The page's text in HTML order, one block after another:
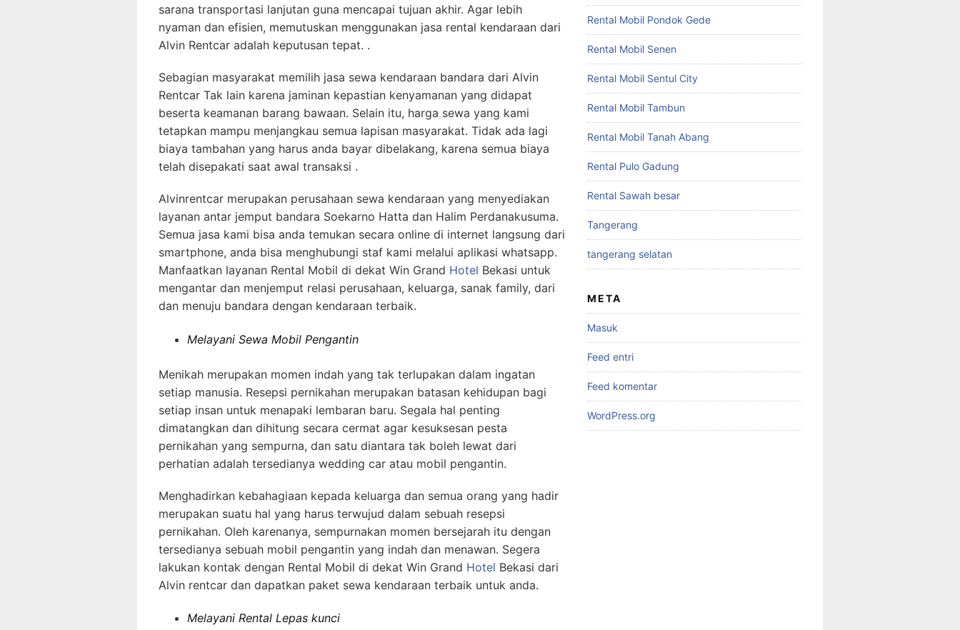
sarana transportasi lanjutan guna mencapai tujuan akhir. Agar lebih
nyaman dan efisien, memutuskan menggunakan jasa rental kendaraan dari
Alvin Rentcar adalah keputusan tepat. .
Sebagian masyarakat memilih jasa sewa kendaraan bandara dari Alvin
Rentcar Tak lain karena jaminan kepastian kenyamanan yang didapat
beserta keamanan barang bawaan. Selain itu, harga sewa yang kami
tetapkan mampu menjangkau semua lapisan masyarakat. Tidak ada lagi
biaya tambahan yang harus anda bayar dibelakang, karena semua biaya
telah disepakati saat awal transaksi .
Alvinrentcar merupakan perusahaan sewa kendaraan yang menyediakan
layanan antar jemput bandara Soekarno Hatta dan Halim Perdanakusuma.
Semua jasa kami bisa anda temukan secara online di internet langsung dari
smartphone, anda bisa menghubungi staf kami melalui aplikasi whatsapp.
Manfaatkan layanan Rental Mobil di dekat Win Grand Hotel Bekasi untuk
mengantar dan menjemput relasi perusahaan, keluarga, sanak family, dari
dan menuju bandara dengan kendaraan terbaik.
Melayani Sewa Mobil Pengantin
Menikah merupakan momen indah yang tak terlupakan dalam ingatan
setiap manusia. Resepsi pernikahan merupakan batasan kehidupan bagi
setiap insan untuk menapaki lembaran baru. Segala hal penting
dimatangkan dan dihitung secara cermat agar kesuksesan pesta
pernikahan yang sempurna, dan satu diantara tak boleh lewat dari
perhatian adalah tersedianya wedding car atau mobil pengantin.
Menghadirkan kebahagiaan kepada keluarga dan semua orang yang hadir
merupakan suatu hal yang harus terwujud dalam sebuah resepsi
pernikahan. Oleh karenanya, sempurnakan momen bersejarah itu dengan
tersedianya sebuah mobil pengantin yang indah dan menawan. Segera
lakukan kontak dengan Rental Mobil di dekat Win Grand Hotel Bekasi dari
Alvin rentcar dan dapatkan paket sewa kendaraan terbaik untuk anda.
Melayani Rental Lepas kunci
Rental Mobil Pondok Gede
Rental Mobil Senen
Rental Mobil Sentul City
Rental Mobil Tambun
Rental Mobil Tanah Abang
Rental Pulo Gadung
Rental Sawah besar
Tangerang
tangerang selatan
META
Masuk
Feed entri
Feed komentar
WordPress.org